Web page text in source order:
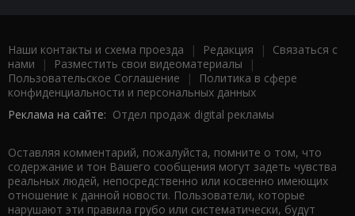
Наши контакты и схема проезда | Редакция | Связаться с
нами | Разместить свои видеоматериалы |
Пользовательское Соглашение |
Политика в сфере
конфиденциальности и персональных данных
Реклама на сайте: Отдел продаж digital рекламы
Оставляя комментарий, пожалуйста, помните о том, что
содержание и тон Вашего сообщения могут задеть чувства
реальных людей, непосредственно или косвенно имеющих
отношение к данной новости. Пользователи, которые
нарушают эти правила грубо или систематически, будут